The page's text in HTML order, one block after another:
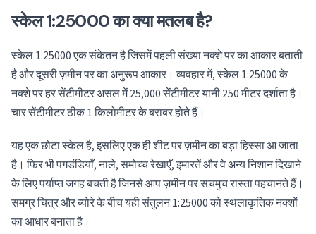
स्केल 1:25000 का क्या मतलब है?
स्केल 1:25000 एक संकेतन है जिसमें पहली संख्या नक्शे पर का आकार बताती
है और दूसरी ज़मीन पर का अनुरूप आकार। व्यवहार में, स्केल 1:25000 के
नक्शे पर हर सेंटीमीटर असल में 25,000 सेंटीमीटर यानी 250 मीटर दर्शाता है।
चार सेंटीमीटर ठीक 1 किलोमीटर के बराबर होते हैं।
यह एक छोटा स्केल है, इसलिए एक ही शीट पर ज़मीन का बड़ा हिस्सा आ जाता
है। फिर भी पगडंडियाँ, नाले, समोच्च रेखाएँ, इमारतें और वे अन्य निशान दिखाने
के लिए पर्याप्त जगह बचती है जिनसे आप ज़मीन पर सचमुच रास्ता पहचानते हैं।
समग्र चित्र और ब्योरे के बीच यही संतुलन 1:25000 को स्थलाकृतिक नक्शों
का आधार बनाता है।